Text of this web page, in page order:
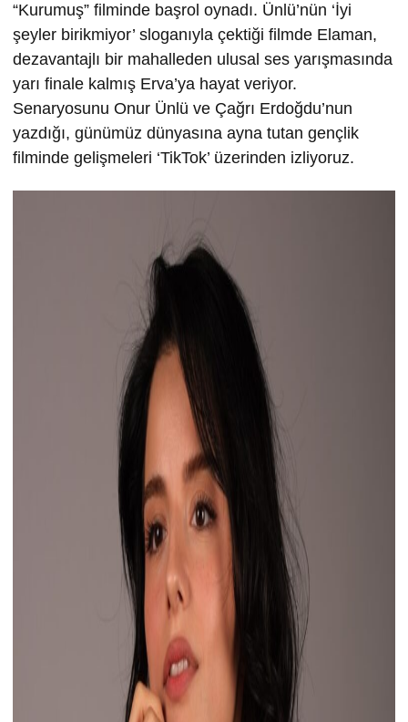
“Kurumuş” filminde başrol oynadı. Ünlü’nün ‘İyi
şeyler birikmiyor’ sloganıyla çektiği filmde Elaman,
dezavantajlı bir mahalleden ulusal ses yarışmasında
yarı finale kalmış Erva’ya hayat veriyor.
Senaryosunu Onur Ünlü ve Çağrı Erdoğdu’nun
yazdığı, günümüz dünyasına ayna tutan gençlik
filminde gelişmeleri ‘TikTok’ üzerinden izliyoruz.